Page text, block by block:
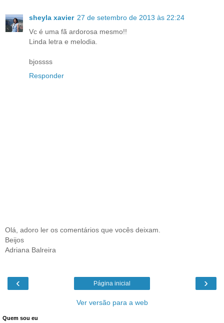
sheyla xavier 27 de setembro de 2013 às 22:24
Vc é uma fã ardorosa mesmo!!
Linda letra e melodia.
bjossss
Responder
Olá, adoro ler os comentários que vocês deixam.
Beijos
Adriana Balreira
‹ ›
Página inicial
Ver versão para a web
Quem sou eu